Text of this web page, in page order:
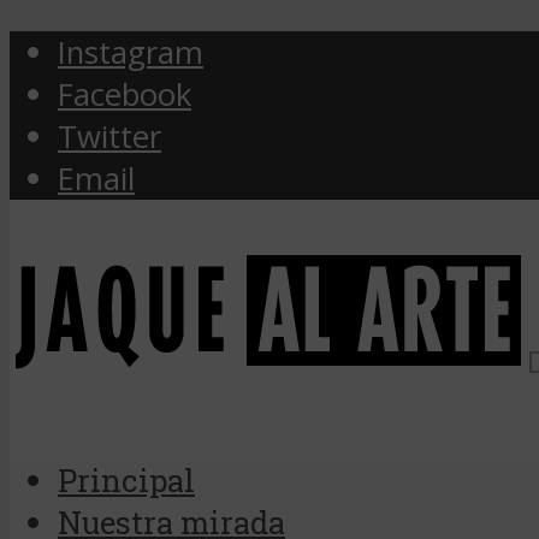
Instagram
Facebook
Twitter
Email
Principal
Nuestra mirada